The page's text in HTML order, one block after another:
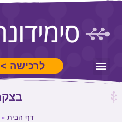
לרכישה
דף הבית »